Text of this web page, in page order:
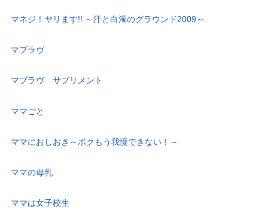
マネジ！ヤリます!! ～汗と白濁のグラウンド2009～
マブラヴ
マブラヴ サプリメント
ママごと
ママにおしおき～ボクもう我慢できない！～
ママの母乳
ママは女子校生